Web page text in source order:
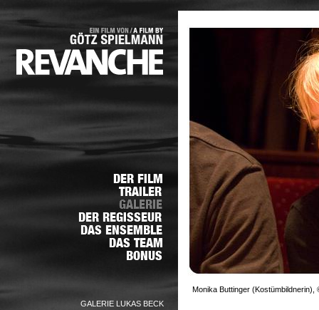
GALERIE LUKAS BECK
Monika Buttinger (Kostümbildnerin),